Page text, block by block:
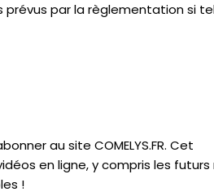
prévus par la règlementation si
au site COMELYS.FR. Cet
en ligne, y compris les futurs
!